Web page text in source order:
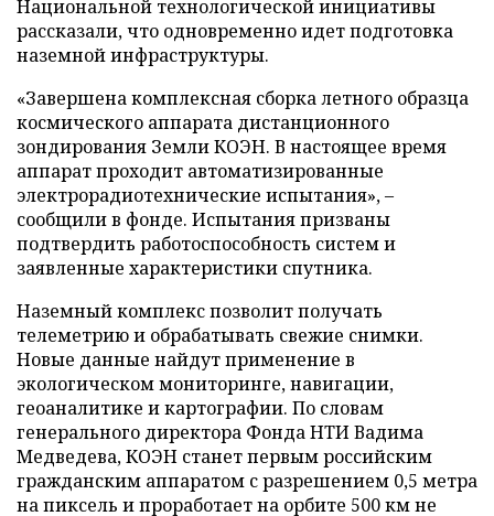
Национальной технологической инициативы
рассказали, что одновременно идет подготовка
наземной инфраструктуры.
«Завершена комплексная сборка летного образца
космического аппарата дистанционного
зондирования Земли КОЭН. В настоящее время
аппарат проходит автоматизированные
электрорадиотехнические испытания», –
сообщили в фонде. Испытания призваны
подтвердить работоспособность систем и
заявленные характеристики спутника.
Наземный комплекс позволит получать
телеметрию и обрабатывать свежие снимки.
Новые данные найдут применение в
экологическом мониторинге, навигации,
геоаналитике и картографии. По словам
генерального директора Фонда НТИ Вадима
Медведева, КОЭН станет первым российским
гражданским аппаратом с разрешением 0,5 метра
на пиксель и проработает на орбите 500 км не